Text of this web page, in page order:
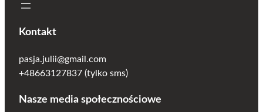
Kontakt
pasja.julii@gmail.com
+48663127837 (tylko sms)
Nasze media społecznościowe